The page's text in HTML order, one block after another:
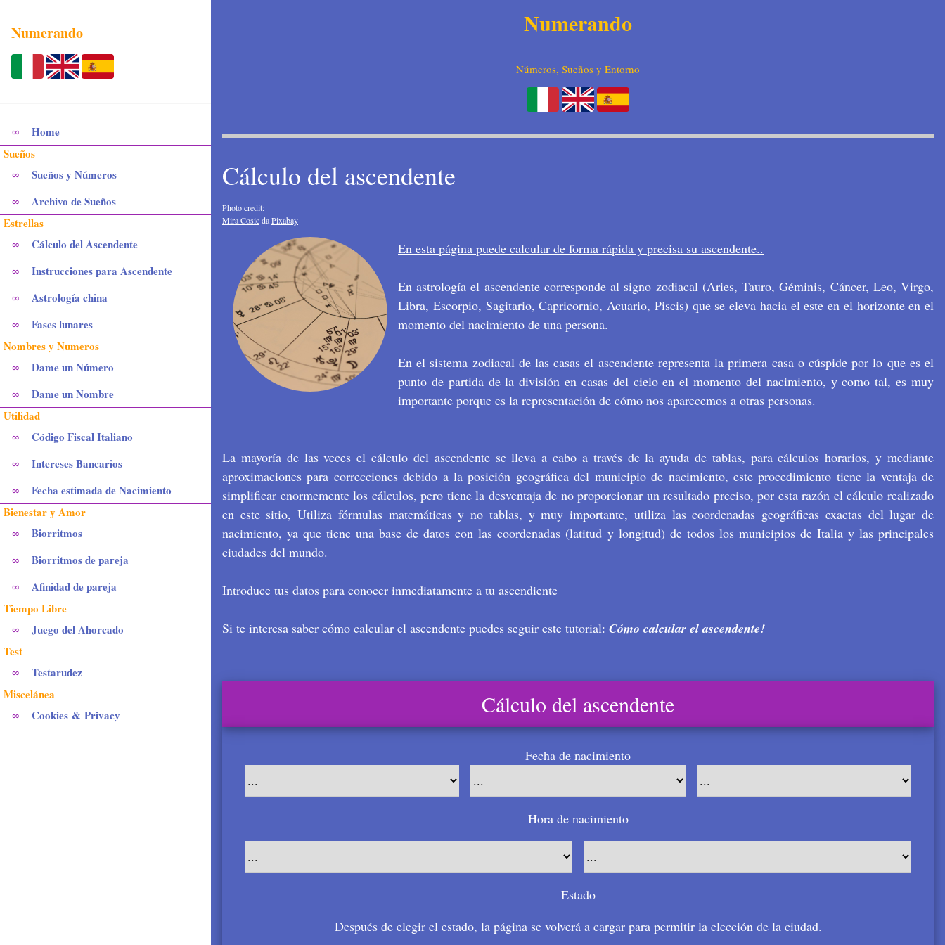
Numerando
∞
Home
Sueños
∞ Sueños y Números
∞
Archivo de Sueños
Estrellas
∞ Cálculo del Ascendente
∞ Instrucciones para Ascendente
∞ Astrología china
∞
Fases lunares
Nombres y Numeros
∞ Dame un Número
∞
Dame un Nombre
Utilidad
∞ Código Fiscal Italiano
∞ Intereses Bancarios
∞
Fecha estimada de Nacimiento
Bienestar y Amor
∞ Biorritmos
∞ Biorritmos de pareja
∞
Afinidad de pareja
Tiempo Libre
∞
Juego del Ahorcado
Test
∞
Testarudez
Miscelánea
∞ Cookies & Privacy
Numerando
Números, Sueños y Entorno
Cálculo del ascendente
Photo credit:
Mira CosicdaPixabay
En esta página puede calcular de forma rápida y precisa su ascendente..
En astrología el ascendente corresponde al signo zodiacal (Aries, Tauro, Géminis, Cáncer, Leo, Virgo,
Libra, Escorpio, Sagitario, Capricornio, Acuario, Piscis) que se eleva hacia el este en el horizonte en el
momento del nacimiento de una persona.
En el sistema zodiacal de las casas el ascendente representa la primera casa o cúspide por lo que es el
punto de partida de la división en casas del cielo en el momento del nacimiento, y como tal, es muy
importante porque es la representación de cómo nos aparecemos a otras personas.
La mayoría de las veces el cálculo del ascendente se lleva a cabo a través de la ayuda de tablas, para cálculos horarios, y mediante
aproximaciones para correcciones debido a la posición geográfica del municipio de nacimiento, este procedimiento tiene la ventaja de
simplificar enormemente los cálculos, pero tiene la desventaja de no proporcionar un resultado preciso, por esta razón el cálculo realizado
en este sitio, Utiliza fórmulas matemáticas y no tablas, y muy importante, utiliza las coordenadas geográficas exactas del lugar de
nacimiento, ya que tiene una base de datos con las coordenadas (latitud y longitud) de todos los municipios de Italia y las principales
ciudades del mundo.
Introduce tus datos para conocer inmediatamente a tu ascendiente
Si te interesa saber cómo calcular el ascendente puedes seguir este tutorial: Cómo calcular el ascendente!
Cálculo del ascendente
Fecha de nacimiento
Hora de nacimiento
Estado
Después de elegir el estado, la página se volverá a cargar para permitir la elección de la ciudad.